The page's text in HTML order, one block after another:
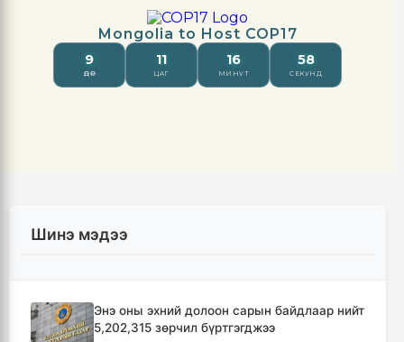
Шинэ мэдээ
Энэ оны эхний долоон сарын байдлаар нийт
5,202,315 зөрчил бүртгэгджээ